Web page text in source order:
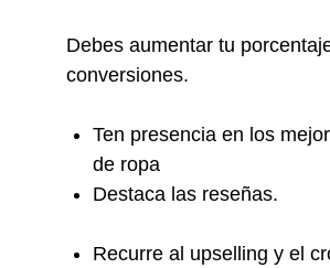
Debes aumentar tu
conversiones.
Ten presencia en los
de ropa
Destaca las reseñas.
Recurre al upselling y el